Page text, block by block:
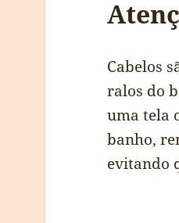
Cabelos
ralos do
uma tela
banho,
evitando